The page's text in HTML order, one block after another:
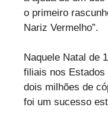
o primeiro
Nariz Vermelho”.
Naquele Natal de
filiais nos
dois milhões de
foi um sucesso